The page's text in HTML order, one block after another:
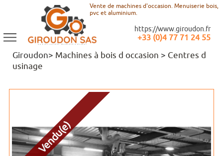
Vente de machines d'occasion. Menuiserie bois,
pvc et aluminium.
https://www.giroudon.fr
+33 (0)4 77 71 24 55
Giroudon> Machines à bois d occasion > Centres d
usinage
Vendu(e)